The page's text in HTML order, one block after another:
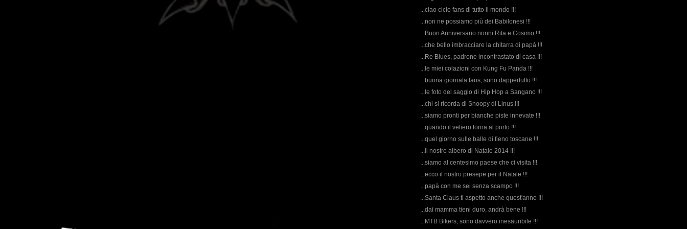
...ciao ciclo fans di tutto il mondo !!!
...non ne possiamo più dei Babilonesi !!!
...Buon Anniversario nonni Rita e Cosimo !!!
...che bello imbracciare la chitarra di papà !!!
...Re Blues, padrone incontrastato di casa !!!
...le miei colazioni con Kung Fu Panda !!!
...buona giornata fans, sono dappertutto !!!
...le foto del saggio di Hip Hop a Sangano !!!
...chi si ricorda di Snoopy di Linus !!!
...siamo pronti per bianche piste innevate !!!
...quando il veliero torna al porto !!!
...quel giorno sulle balle di fieno toscane !!!
...il nostro albero di Natale 2014 !!!
...siamo al centesimo paese che ci visita !!!
...ecco il nostro presepe per il Natale !!!
...papà con me sei senza scampo !!!
...Santa Claus ti aspetto anche quest'anno !!!
...dai mamma tieni duro, andrà bene !!!
...MTB Bikers, sono davvero inesauribile !!!